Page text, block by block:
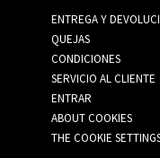
ENTREGA Y
QUEJAS
CONDICIONES
SERVICIO AL CLIENTE
ENTRAR
ABOUT COOKIES
THE COOKIE